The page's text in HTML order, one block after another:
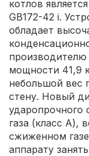
котлов
GB172-42 i.
обладает
производителю
мощности 41,9
небольшой вес
стену. Новый
ударопрочного
газа (класс А),
сжиженном
аппарату